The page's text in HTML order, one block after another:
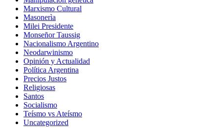
Marxismo Cultural
Masonerìa
Milei Presidente
Monseñor Taussig
Nacionalismo Argentino
Neodarwinismo
Opinión y Actualidad
Política Argentina
Precios Justos
Religiosas
Santos
Socialismo
Teísmo vs Ateísmo
Uncategorized